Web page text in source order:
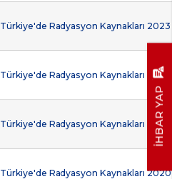
Türkiye'de Radyasyon Kaynakları 2023
Türkiye'de Radyasyon Kaynakları 2022
Türkiye'de Radyasyon Kaynakları 2021
Türkiye'de Radyasyon Kaynakları 2020
İHBAR YAP